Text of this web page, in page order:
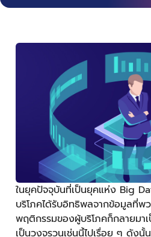
ในยุคปัจจุบันที่เป็นยุคแห่ง Big
บริโภคได้รับอิทธิพลจากข้อมูลที่พว
พฤติกรรมของผู้บริโภคก็กลายมา
เป็นวงจรวนเช่นนี้ไปเรื่อย ๆ ดังนั้น